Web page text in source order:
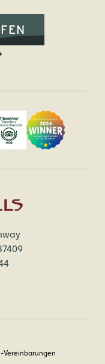
Vereinbarungen